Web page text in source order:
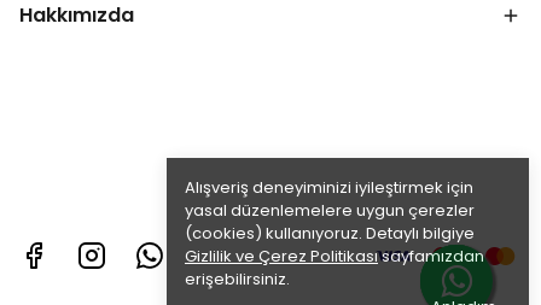
Alışveriş deneyiminizi iyileştirmek için
yasal düzenlemelere uygun çerezler
(cookies) kullanıyoruz. Detaylı bilgiye
Gizlilik ve Çerez Politikasısayfamızdan
erişebilirsiniz.
Hakkımızda